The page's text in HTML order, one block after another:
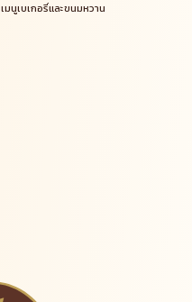
เมนูเบเกอรี่และขนมหวาน